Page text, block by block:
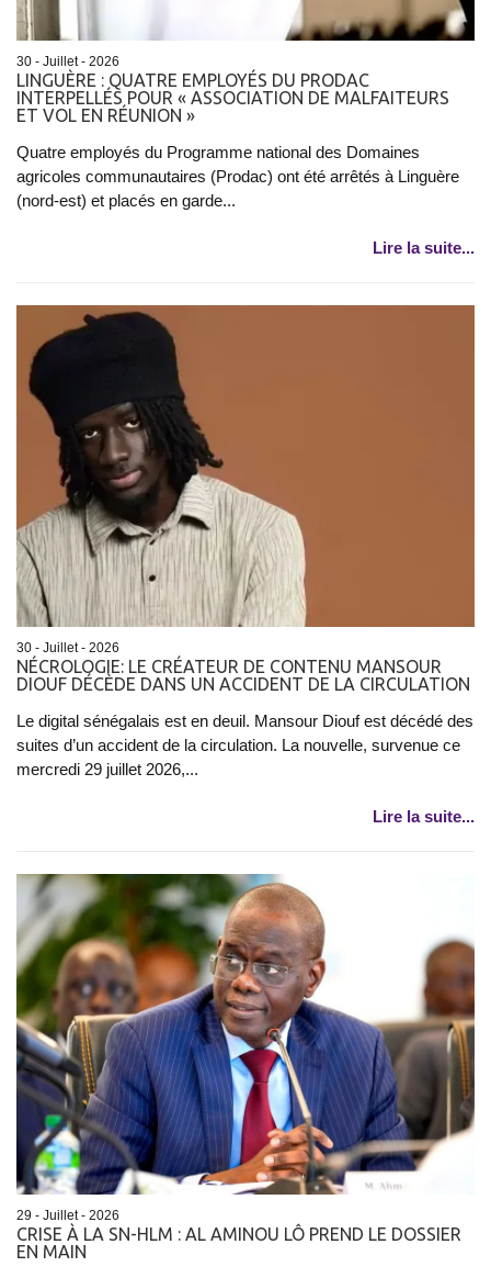
30 - Juillet - 2026
​LINGUÈRE : QUATRE EMPLOYÉS DU PRODAC
INTERPELLÉS POUR « ASSOCIATION DE MALFAITEURS
ET VOL EN RÉUNION »
Quatre employés du Programme national des Domaines
agricoles communautaires (Prodac) ont été arrêtés à Linguère
(nord-est) et placés en garde...
Lire la suite...
30 - Juillet - 2026
NÉCROLOGIE: LE CRÉATEUR DE CONTENU MANSOUR
DIOUF DÉCÈDE DANS UN ACCIDENT DE LA CIRCULATION
Le digital sénégalais est en deuil. Mansour Diouf est décédé des
suites d’un accident de la circulation. La nouvelle, survenue ce
mercredi 29 juillet 2026,...
Lire la suite...
29 - Juillet - 2026
CRISE À LA SN-HLM : AL AMINOU LÔ PREND LE DOSSIER
EN MAIN